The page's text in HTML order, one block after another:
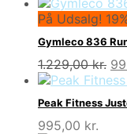
På Udsalg!
Gymleco 836
1.229,00kr.
pris
Peak Fitness
995,00 kr.